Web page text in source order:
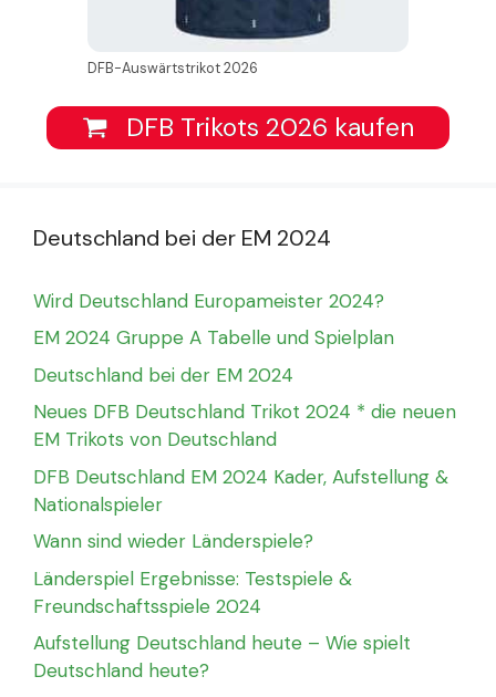
DFB-Auswärtstrikot 2026
DFB Trikots 2026 kaufen
Deutschland bei der EM 2024
Wird Deutschland Europameister 2024?
EM 2024 Gruppe A Tabelle und Spielplan
Deutschland bei der EM 2024
Neues DFB Deutschland Trikot 2024 * die neuen
EM Trikots von Deutschland
DFB Deutschland EM 2024 Kader, Aufstellung &
Nationalspieler
Wann sind wieder Länderspiele?
Länderspiel Ergebnisse: Testspiele &
Freundschaftsspiele 2024
Aufstellung Deutschland heute – Wie spielt
Deutschland heute?